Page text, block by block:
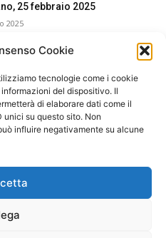
Cookie
tecnologie come i cookie
del dispositivo. Il
di elaborare dati come il
su questo sito. Non
influire negativamente su alcune
25 febbraio 2025
2025